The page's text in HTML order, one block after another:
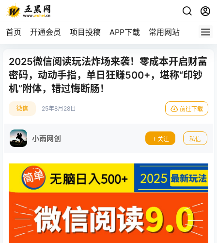
首页 开通会员 项目投稿 APP下载 常用网站
2025微信阅读玩法炸场来袭！零成本开启财富
密码，动动手指，单日狂赚500+，堪称“印钞
机”附体，错过悔断肠！
微信 25年8月28日 前往下载
小雨网创 关注 私信